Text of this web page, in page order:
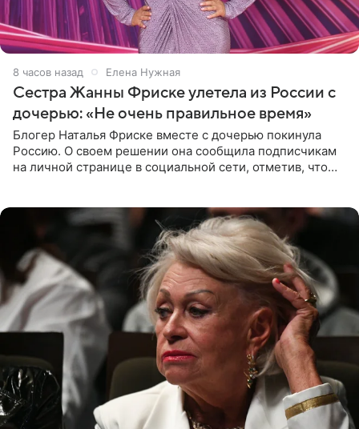
8 часов назад Елена Нужная
Сестра Жанны Фриске улетела из России с
дочерью: «Не очень правильное время»
Блогер Наталья Фриске вместе с дочерью покинула
Россию. О своем решении она сообщила подписчикам
на личной странице в социальной сети, отметив, что